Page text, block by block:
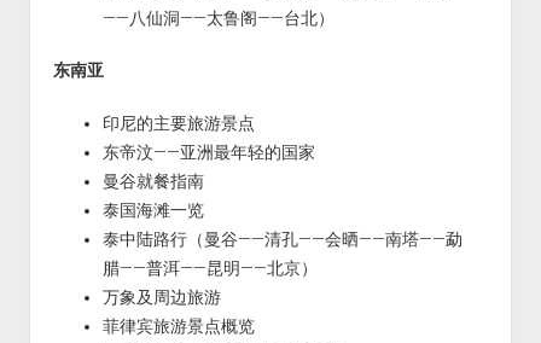
——八仙洞——太鲁阁——台北）
东南亚
印尼的主要旅游景点
东帝汶——亚洲最年轻的国家
曼谷就餐指南
泰国海滩一览
泰中陆路行（曼谷——清孔——会晒——南塔——勐
腊——普洱——昆明——北京）
万象及周边旅游
菲律宾旅游景点概览